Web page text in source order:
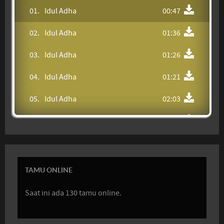
01. Idul Adha 00:47
02. Idul Adha 01:36
03. Idul Adha 01:26
04. Idul Adha 01:21
05. Idul Adha 02:03
06. Idul Adha 00:51
07. Idul Adha 00:35
TAMU ONLINE
Saat ini ada 130 tamu online.